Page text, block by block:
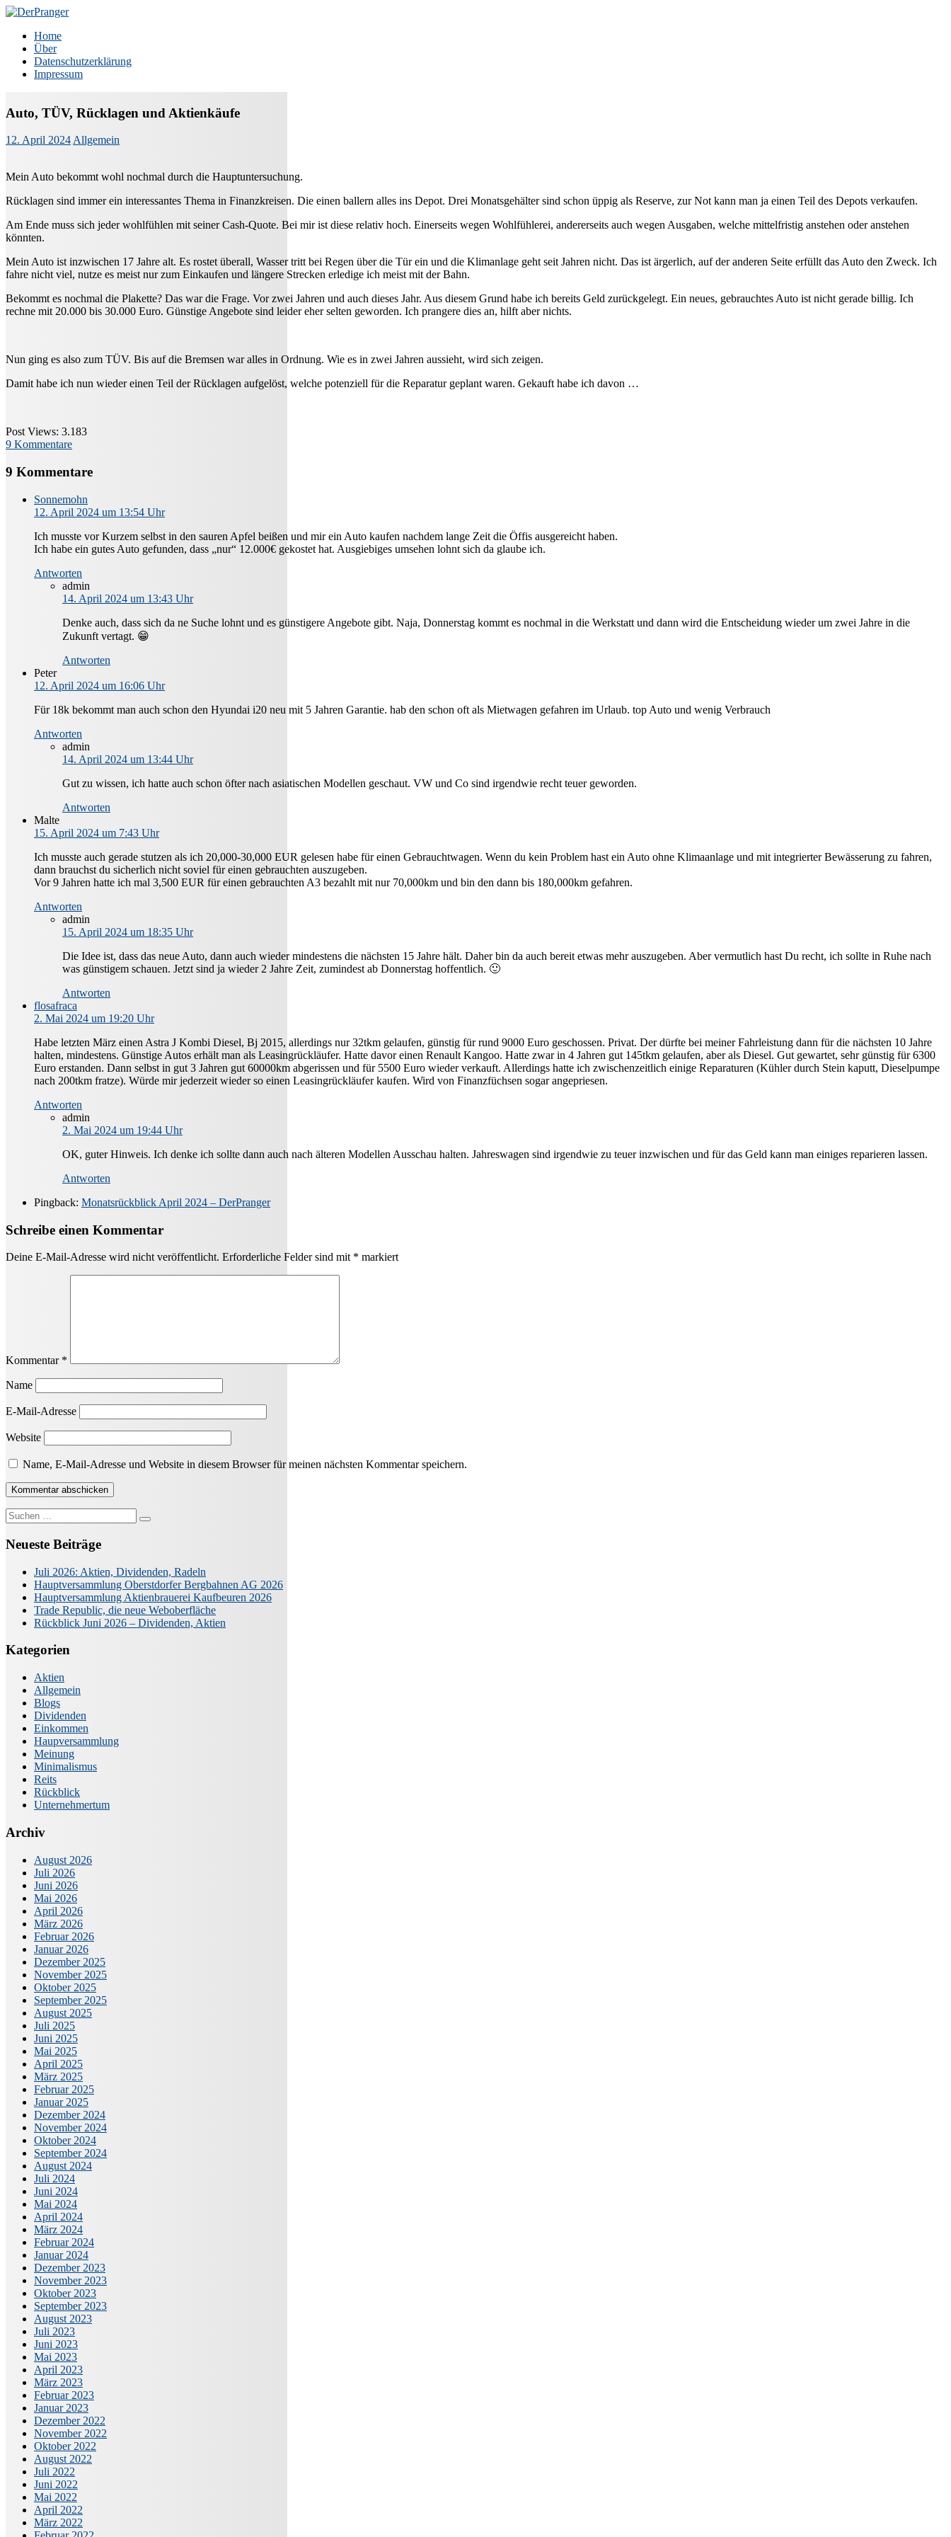
Zum
springen
DerPranger
Finanzen, Freiheit, Prangerei
Home
Über
Datenschutzerklärung
Impressum
Auto, TÜV, Rücklagen und Aktienkäufe
12. April 2024Allgemein
Mein Auto bekommt wohl nochmal durch die Hauptuntersuchung.
Rücklagen sind immer ein interessantes Thema in Finanzkreisen. Die einen ballern alles ins Depot. Drei Monatsgehälter sind schon üppig als Reserve, zur Not kann man ja einen Teil des Depots verkaufen.
Am Ende muss sich jeder wohlfühlen mit seiner Cash-Quote. Bei mir ist diese relativ hoch. Einerseits wegen Wohlfühlerei, andererseits auch wegen Ausgaben, welche mittelfristig anstehen oder anstehen
könnten.
Mein Auto ist inzwischen 17 Jahre alt. Es rostet überall, Wasser tritt bei Regen über die Tür ein und die Klimanlage geht seit Jahren nicht. Das ist ärgerlich, auf der anderen Seite erfüllt das Auto den Zweck. Ich
fahre nicht viel, nutze es meist nur zum Einkaufen und längere Strecken erledige ich meist mit der Bahn.
Bekommt es nochmal die Plakette? Das war die Frage. Vor zwei Jahren und auch dieses Jahr. Aus diesem Grund habe ich bereits Geld zurückgelegt. Ein neues, gebrauchtes Auto ist nicht gerade billig. Ich
rechne mit 20.000 bis 30.000 Euro. Günstige Angebote sind leider eher selten geworden. Ich prangere dies an, hilft aber nichts.
Nun ging es also zum TÜV. Bis auf die Bremsen war alles in Ordnung. Wie es in zwei Jahren aussieht, wird sich zeigen.
Damit habe ich nun wieder einen Teil der Rücklagen aufgelöst, welche potenziell für die Reparatur geplant waren. Gekauft habe ich davon …
Post Views: 3.183
9 Kommentare
9 Kommentare
Sonnemohn
12. April 2024 um 13:54 Uhr
Ich musste vor Kurzem selbst in den sauren Apfel beißen und mir ein Auto kaufen nachdem lange Zeit die Öffis ausgereicht haben.
Ich habe ein gutes Auto gefunden, dass „nur“ 12.000€ gekostet hat. Ausgiebiges umsehen lohnt sich da glaube ich.
Antworten
admin
14. April 2024 um 13:43 Uhr
Denke auch, dass sich da ne Suche lohnt und es günstigere Angebote gibt. Naja, Donnerstag kommt es nochmal in die Werkstatt und dann wird die Entscheidung wieder um zwei Jahre in die
Zukunft vertagt. 😁
Antworten
Peter
12. April 2024 um 16:06 Uhr
Für 18k bekommt man auch schon den Hyundai i20 neu mit 5 Jahren Garantie. hab den schon oft als Mietwagen gefahren im Urlaub. top Auto und wenig Verbrauch
Antworten
admin
14. April 2024 um 13:44 Uhr
Gut zu wissen, ich hatte auch schon öfter nach asiatischen Modellen geschaut. VW und Co sind irgendwie recht teuer geworden.
Antworten
Malte
15. April 2024 um 7:43 Uhr
Ich musste auch gerade stutzen als ich 20,000-30,000 EUR gelesen habe für einen Gebrauchtwagen. Wenn du kein Problem hast ein Auto ohne Klimaanlage und mit integrierter Bewässerung zu fahren,
dann brauchst du sicherlich nicht soviel für einen gebrauchten auszugeben.
Vor 9 Jahren hatte ich mal 3,500 EUR für einen gebrauchten A3 bezahlt mit nur 70,000km und bin den dann bis 180,000km gefahren.
Antworten
admin
15. April 2024 um 18:35 Uhr
Die Idee ist, dass das neue Auto, dann auch wieder mindestens die nächsten 15 Jahre hält. Daher bin da auch bereit etwas mehr auszugeben. Aber vermutlich hast Du recht, ich sollte in Ruhe nach
was günstigem schauen. Jetzt sind ja wieder 2 Jahre Zeit, zumindest ab Donnerstag hoffentlich. 🙂
Antworten
flosafraca
2. Mai 2024 um 19:20 Uhr
Habe letzten März einen Astra J Kombi Diesel, Bj 2015, allerdings nur 32tkm gelaufen, günstig für rund 9000 Euro geschossen. Privat. Der dürfte bei meiner Fahrleistung dann für die nächsten 10 Jahre
halten, mindestens. Günstige Autos erhält man als Leasingrückläufer. Hatte davor einen Renault Kangoo. Hatte zwar in 4 Jahren gut 145tkm gelaufen, aber als Diesel. Gut gewartet, sehr günstig für 6300
Euro erstanden. Dann selbst in gut 3 Jahren gut 60000km abgerissen und für 5500 Euro wieder verkauft. Allerdings hatte ich zwischenzeitlich einige Reparaturen (Kühler durch Stein kaputt, Dieselpumpe
nach 200tkm fratze). Würde mir jederzeit wieder so einen Leasingrückläufer kaufen. Wird von Finanzfüchsen sogar angepriesen.
Antworten
admin
2. Mai 2024 um 19:44 Uhr
OK, guter Hinweis. Ich denke ich sollte dann auch nach älteren Modellen Ausschau halten. Jahreswagen sind irgendwie zu teuer inzwischen und für das Geld kann man einiges reparieren lassen.
Antworten
Pingback: Monatsrückblick April 2024 – DerPranger
Schreibe einen Kommentar
Deine E-Mail-Adresse wird nicht veröffentlicht. Erforderliche Felder sind mit * markiert
Kommentar *
Name
E-Mail-Adresse
Website
Name, E-Mail-Adresse und Website in diesem Browser für meinen nächsten Kommentar speichern.
Suche
nach:
Neueste Beiträge
Juli 2026: Aktien, Dividenden, Radeln
Hauptversammlung Oberstdorfer Bergbahnen AG 2026
Hauptversammlung Aktienbrauerei Kaufbeuren 2026
Trade Republic, die neue Weboberfläche
Rückblick Juni 2026 – Dividenden, Aktien
Kategorien
Aktien
Allgemein
Blogs
Dividenden
Einkommen
Haupversammlung
Meinung
Minimalismus
Reits
Rückblick
Unternehmertum
Archiv
August 2026
Juli 2026
Juni 2026
Mai 2026
April 2026
März 2026
Februar 2026
Januar 2026
Dezember 2025
November 2025
Oktober 2025
September 2025
August 2025
Juli 2025
Juni 2025
Mai 2025
April 2025
März 2025
Februar 2025
Januar 2025
Dezember 2024
November 2024
Oktober 2024
September 2024
August 2024
Juli 2024
Juni 2024
Mai 2024
April 2024
März 2024
Februar 2024
Januar 2024
Dezember 2023
November 2023
Oktober 2023
September 2023
August 2023
Juli 2023
Juni 2023
Mai 2023
April 2023
März 2023
Februar 2023
Januar 2023
Dezember 2022
November 2022
Oktober 2022
August 2022
Juli 2022
Juni 2022
Mai 2022
April 2022
März 2022